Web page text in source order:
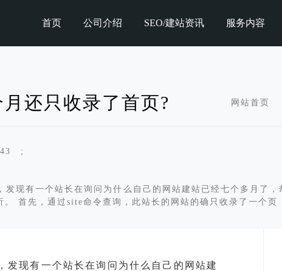
首页 公司介绍 SEO/建站资讯 服务内容
还只收录了首页? 网站首页
;
现有一个站长在询问为什么自己的网站建站已经七个多月了
。 首先，通过site命令查询，此站长的网站的确只收录了一个
现有一个站长在询问为什么自己的网站建